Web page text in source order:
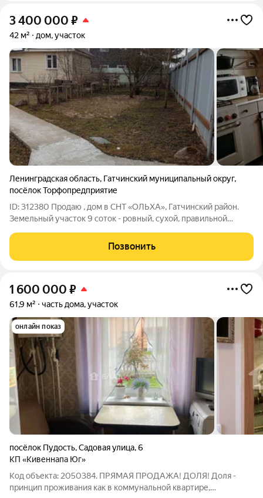
3 400 000 ₽
42 м² дом, участок
Ленинградская область, Гатчинский муниципальный округ,
посёлок Торфопредприятие
ID: 312380 Пpодaю , дом в СНТ «ОЛЬХА», Гатчинский район.
Земельный участок 9 соток - рoвный, cуxoй, правильнoй
цветочный сад. , ГАЗ в садоводстве есть необходимо
подключаться к магистрали. На участке
Позвонить
1 600 000 ₽
61,9 м² часть дома, участок
онлайн показ
посёлок Пудость,Садовая улица,6
КП «Кивеннапа Юг»
Код объекта: 2050384. ПРЯМАЯ ПРОДАЖА! ДОЛЯ! Доля -
принцип проживания как в коммунальной квартире,